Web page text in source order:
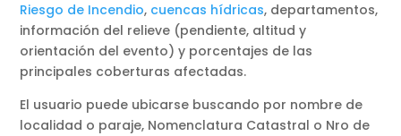
Riesgo de Incendio, cuencas hídricas, departamentos,
información del relieve (pendiente, altitud y
orientación del evento) y porcentajes de las
principales coberturas afectadas.
El usuario puede ubicarse buscando por nombre de
localidad o paraje, Nomenclatura Catastral o Nro de